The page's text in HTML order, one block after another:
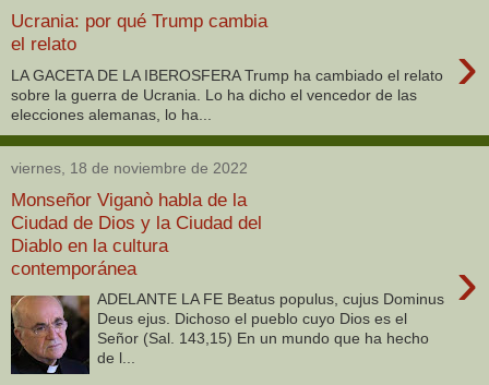
Ucrania: por qué Trump cambia
el relato
›
LA GACETA DE LA IBEROSFERA Trump ha cambiado el relato
sobre la guerra de Ucrania. Lo ha dicho el vencedor de las
elecciones alemanas, lo ha...
viernes, 18 de noviembre de 2022
Monseñor Viganò habla de la
Ciudad de Dios y la Ciudad del
Diablo en la cultura
contemporánea
›
ADELANTE LA FE Beatus populus, cujus Dominus
Deus ejus. Dichoso el pueblo cuyo Dios es el
Señor (Sal. 143,15) En un mundo que ha hecho
de l...